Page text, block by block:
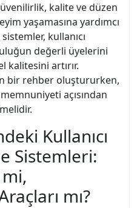
kalite ve düzen
yaşamasına yardımcı
kullanıcı
değerli üyelerini
kalitesini artırır.
bir rehber oluştururken,
açısından
Kullanıcı
Sistemleri:
mı?